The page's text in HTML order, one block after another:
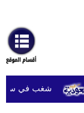
أخبارعاجلة
رياضة
ثقافة
شغب في سجون سريلانكا يودي